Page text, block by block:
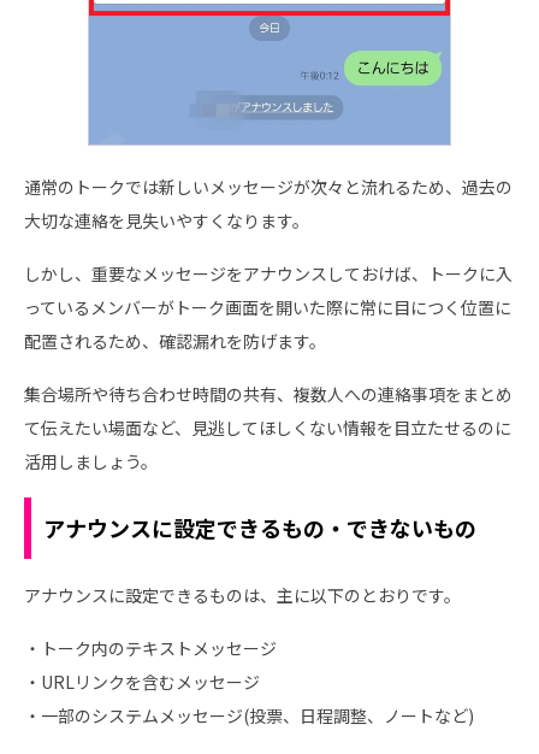
通常のトークでは新しいメッセージが次々と流れるため、過去の
大切な連絡を見失いやすくなります。
しかし、重要なメッセージをアナウンスしておけば、トークに入
っているメンバーがトーク画面を開いた際に常に目につく位置に
配置されるため、確認漏れを防げます。
集合場所や待ち合わせ時間の共有、複数人への連絡事項をまとめ
て伝えたい場面など、見逃してほしくない情報を目立たせるのに
活用しましょう。
アナウンスに設定できるもの・できないもの
アナウンスに設定できるものは、主に以下のとおりです。
・トーク内のテキストメッセージ
・URLリンクを含むメッセージ
・一部のシステムメッセージ(投票、日程調整、ノートなど)